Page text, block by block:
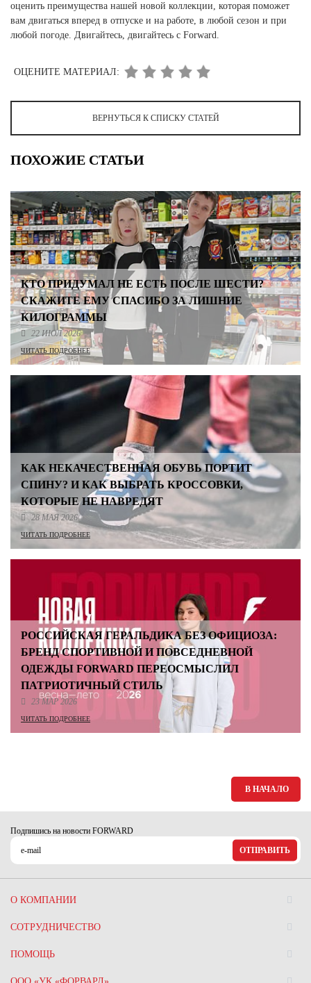
оценить преимущества нашей новой коллекции, которая поможет
вам двигаться вперед в отпуске и на работе, в любой сезон и при
любой погоде. Двигайтесь, двигайтесь с Forward.
ОЦЕНИТЕ МАТЕРИАЛ:
ВЕРНУТЬСЯ К СПИСКУ СТАТЕЙ
ПОХОЖИЕ СТАТЬИ
КТО ПРИДУМАЛ НЕ ЕСТЬ ПОСЛЕ ШЕСТИ?
СКАЖИТЕ ЕМУ СПАСИБО ЗА ЛИШНИЕ
КИЛОГРАММЫ
22 ИЮЛ 2026
ЧИТАТЬ ПОДРОБНЕЕ
КАК НЕКАЧЕСТВЕННАЯ ОБУВЬ ПОРТИТ
СПИНУ? И КАК ВЫБРАТЬ КРОССОВКИ,
КОТОРЫЕ НЕ НАВРЕДЯТ
28 МАЯ 2026
ЧИТАТЬ ПОДРОБНЕЕ
РОССИЙСКАЯ ГЕРАЛЬДИКА БЕЗ ОФИЦИОЗА:
БРЕНД СПОРТИВНОЙ И ПОВСЕДНЕВНОЙ
ОДЕЖДЫ FORWARD ПЕРЕОСМЫСЛИЛ
ПАТРИОТИЧНЫЙ СТИЛЬ
23 МАР 2026
ЧИТАТЬ ПОДРОБНЕЕ
В НАЧАЛО
Подпишись на новости FORWARD
ОТПРАВИТЬ
О КОМПАНИИ
СОТРУДНИЧЕСТВО
ПОМОЩЬ